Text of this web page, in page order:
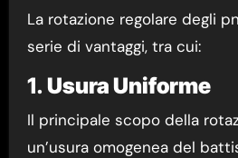
La rotazione regolare degli
serie di vantaggi, tra cui:
1. Usura Uniforme
Il principale scopo della
un’usura omogenea del